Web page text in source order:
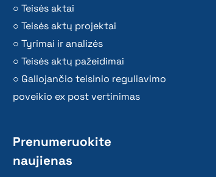
Teisės aktai
Teisės aktų projektai
Tyrimai ir analizės
Teisės aktų pažeidimai
Galiojančio teisinio reguliavimo
poveikio ex post vertinimas
Prenumeruokite
naujienas